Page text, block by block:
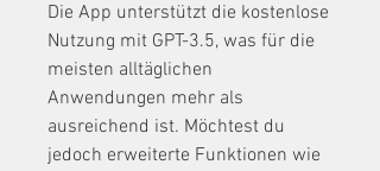
Die App unterstützt die kostenlose
Nutzung mit GPT-3.5, was für die
meisten alltäglichen
Anwendungen mehr als
ausreichend ist. Möchtest du
jedoch erweiterte Funktionen wie